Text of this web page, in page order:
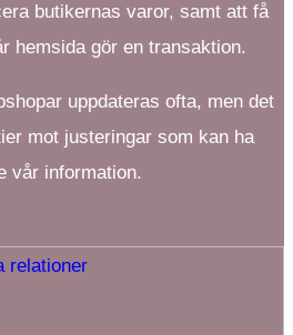
butikernas varor, samt att få
hemsida gör en transaktion.
uppdateras ofta, men det
mot justeringar som kan ha
vår information.